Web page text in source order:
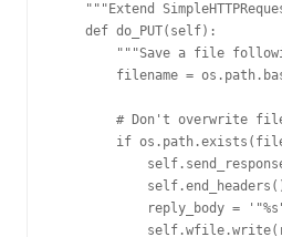
"""Extend
    def do_PUT(self):
"""Save a file
filename =
# Don't overwrite
if
reply_body =